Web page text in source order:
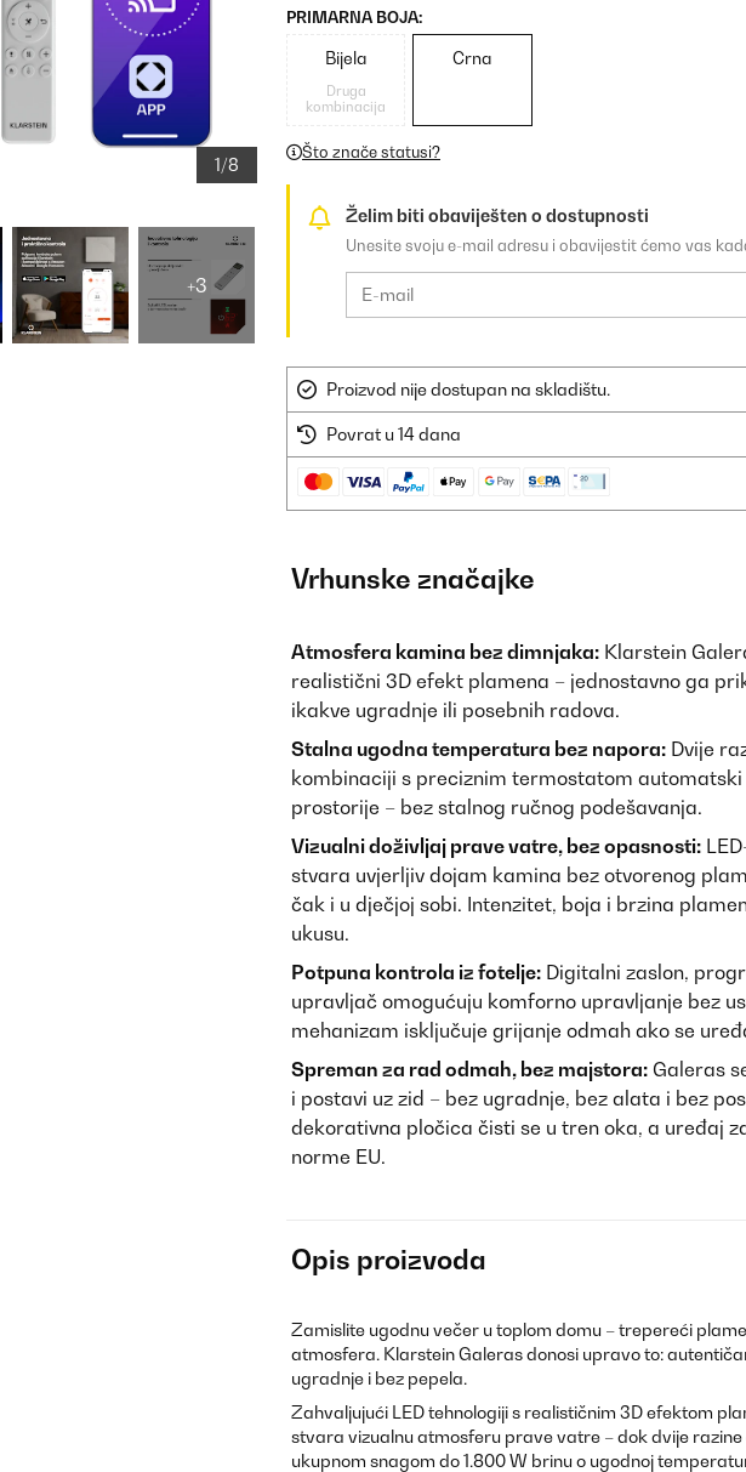
1/8
+3
PRIMARNA BOJA:
Bijela
Druga
kombinacija
Crna
Što znače statusi?
Želim biti obaviješten o dostupnosti
Unesite svoju e-mail adresu i obavijestit ćemo vas
Proizvod nije dostupan na skladištu.
Povrat u 14 dana
Vrhunske značajke
Atmosfera kamina bez dimnjaka: Klarstein
realistični 3D efekt plamena – jednostavno ga
ikakve ugradnje ili posebnih radova.
Stalna ugodna temperatura bez napora: Dvije
kombinaciji s preciznim termostatom
prostorije – bez stalnog ručnog podešavanja.
Vizualni doživljaj prave vatre, bez opasnosti:
stvara uvjerljiv dojam kamina bez otvorenog
čak i u dječjoj sobi. Intenzitet, boja i brzina
ukusu.
Potpuna kontrola iz fotelje: Digitalni zaslon,
upravljač omogućuju komforno upravljanje bez
mehanizam isključuje grijanje odmah ako se
Spreman za rad odmah, bez majstora: Galeras
i postavi uz zid – bez ugradnje, bez alata i bez
dekorativna pločica čisti se u tren oka, a uređaj
norme EU.
Opis proizvoda
Zamislite ugodnu večer u toplom domu – trepereći
atmosfera. Klarstein Galeras donosi upravo to:
ugradnje i bez pepela.
Zahvaljujući LED tehnologiji s realističnim 3D efektom
stvara vizualnu atmosferu prave vatre – dok dvije razine
ukupnom snagom do 1.800 W brinu o ugodnoj